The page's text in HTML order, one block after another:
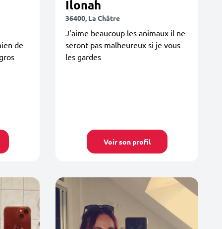
de
Ilonah
36400, La Châtre
J’aime beaucoup les animaux il ne
seront pas malheureux si je vous
les gardes
Voir son profil